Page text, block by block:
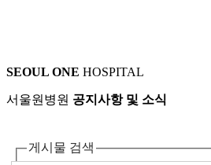
SEOUL ONE HOSPITAL
서울원병원 공지사항 및 소식
게시물 검색